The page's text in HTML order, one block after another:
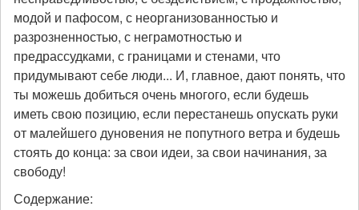
модой и пафосом, с неорганизованностью и
разрозненностью, с неграмотностью и
предрассудками, с границами и стенами, что
придумывают себе люди... И, главное, дают понять, что
ты можешь добиться очень многого, если будешь
иметь свою позицию, если перестанешь опускать руки
от малейшего дуновения не попутного ветра и будешь
стоять до конца: за свои идеи, за свои начинания, за
свободу!
Содержание: